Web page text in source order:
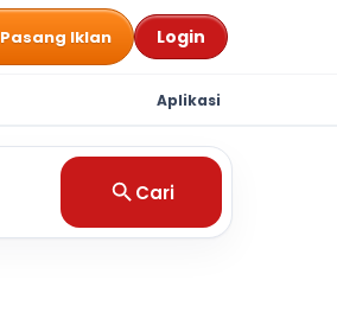
Pasang Iklan Login
Aplikasi
Cari